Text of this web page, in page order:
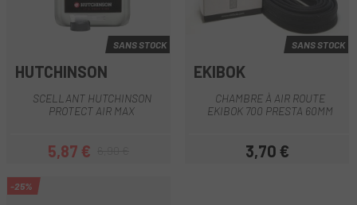
SANS STOCK
HUTCHINSON
SCELLANT HUTCHINSON
PROTECT AIR MAX
Prix
5,87 €Prix habituel
SANS STOCK
EKIBOK
CHAMBRE À AIR ROUTE
EKIBOK 700 PRESTA 60MM
Prix
3,70 €
-25%